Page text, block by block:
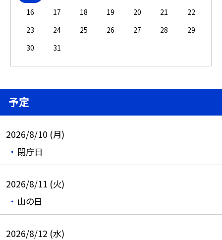
16
17 18 19 20 21
22
23
24 25 26 27 28
29
30
31
予定
2026/8/10 (月)
閉庁日
2026/8/11 (火)
山の日
2026/8/12 (水)